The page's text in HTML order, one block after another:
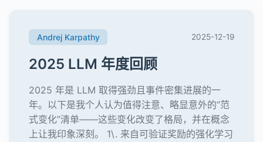
Andrej Karpathy 2025-12-19
2025 LLM 年度回顾
2025 年是 LLM 取得强劲且事件密集进展的一
年。以下是我个人认为值得注意、略显意外的“范
式变化”清单——这些变化改变了格局，并在概念
上让我印象深刻。 1\. 来自可验证奖励的强化学习